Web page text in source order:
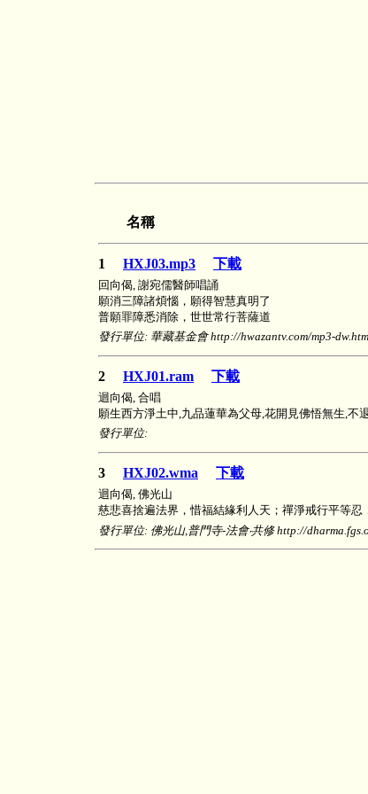
名稱
1 HXJ03.mp3 下載
回向偈, 謝宛儒醫師唱誦
願消三障諸煩惱，願得智慧真明了
普願罪障悉消除，世世常行菩薩道
發行單位: 華藏基金會 http://hwazantv.com/mp3-
2 HXJ01.ram 下載
迴向偈, 合唱
願生西方淨土中,九品蓮華為父母,花開見佛悟無生,不
發行單位:
3 HXJ02.wma 下載
迴向偈, 佛光山
慈悲喜捨遍法界，惜福結緣利人天；禪淨戒行平等忍
發行單位: 佛光山,普門寺-法會‧共修 http://